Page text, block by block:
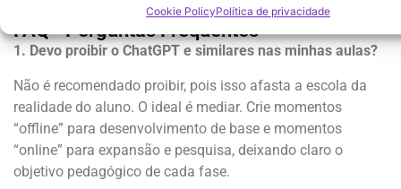
Cookie PolicyPolítica de privacidade
Artigo no portal NeuroSaber
FAQ - Perguntas Frequentes
1. Devo proibir o ChatGPT e similares nas minhas aulas?
Não é recomendado proibir, pois isso afasta a escola da
realidade do aluno. O ideal é mediar. Crie momentos
“offline” para desenvolvimento de base e momentos
“online” para expansão e pesquisa, deixando claro o
objetivo pedagógico de cada fase.